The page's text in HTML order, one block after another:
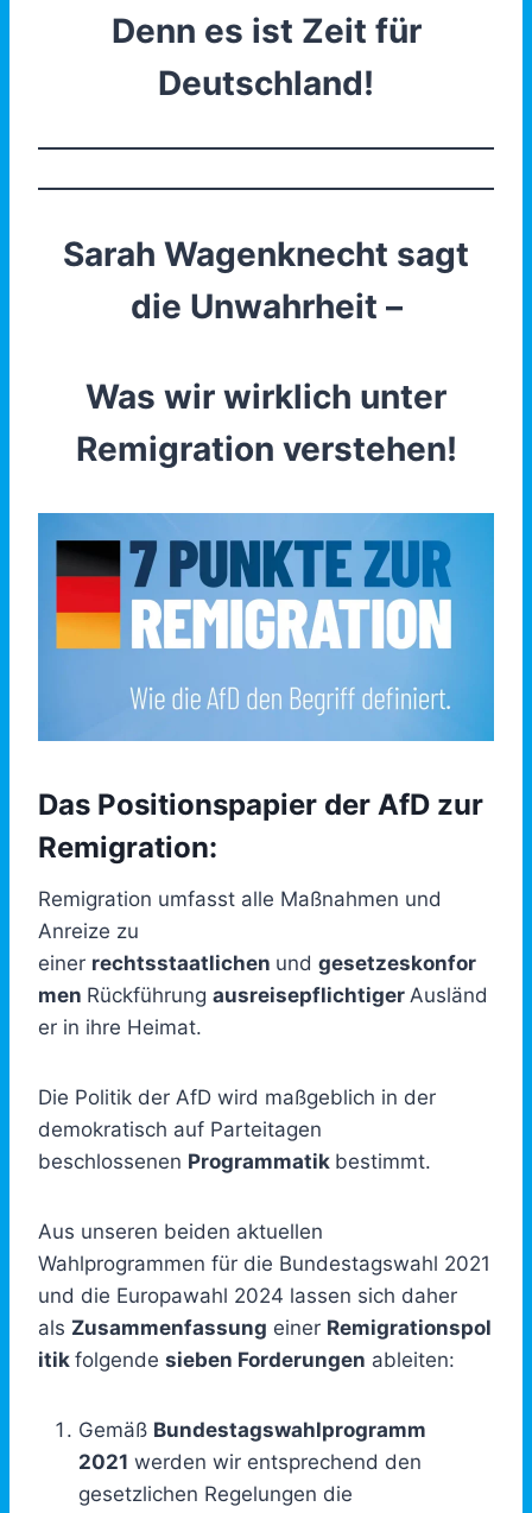
Denn es ist Zeit für
Deutschland!
Sarah Wagenknecht sagt
die Unwahrheit –
Was wir wirklich unter
Remigration verstehen!
Das Positionspapier der AfD zur
Remigration:
Remigration umfasst alle Maßnahmen und
Anreize zu
einer rechtsstaatlichen und gesetzeskonfor
men Rückführung ausreisepflichtiger Ausländ
er in ihre Heimat.
Die Politik der AfD wird maßgeblich in der
demokratisch auf Parteitagen
beschlossenen Programmatik bestimmt.
Aus unseren beiden aktuellen
Wahlprogrammen für die Bundestagswahl 2021
und die Europawahl 2024 lassen sich daher
als Zusammenfassung einer Remigrationspol
itik folgende sieben Forderungen ableiten:
Gemäß Bundestagswahlprogramm
2021 werden wir entsprechend den
gesetzlichen Regelungen die